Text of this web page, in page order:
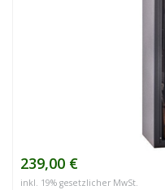
239,00 €
inkl. 19% gesetzlicher MwSt.